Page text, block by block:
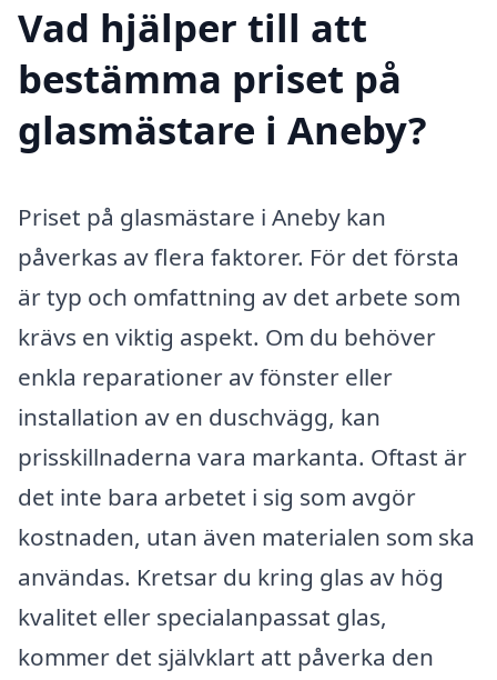
Vad hjälper till att
bestämma priset på
glasmästare i Aneby?
Priset på glasmästare i Aneby kan
påverkas av flera faktorer. För det första
är typ och omfattning av det arbete som
krävs en viktig aspekt. Om du behöver
enkla reparationer av fönster eller
installation av en duschvägg, kan
prisskillnaderna vara markanta. Oftast är
det inte bara arbetet i sig som avgör
kostnaden, utan även materialen som ska
användas. Kretsar du kring glas av hög
kvalitet eller specialanpassat glas,
kommer det självklart att påverka den